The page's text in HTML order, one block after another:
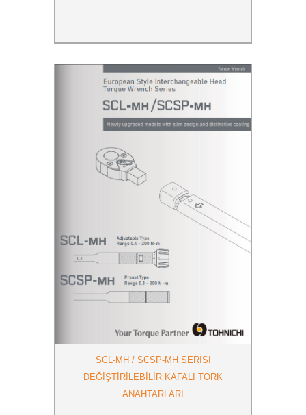
SCL-MH / SCSP-MH SERISI
DEĞIŞTIRILEBILIR KAFALI TORK
ANAHTARLARI